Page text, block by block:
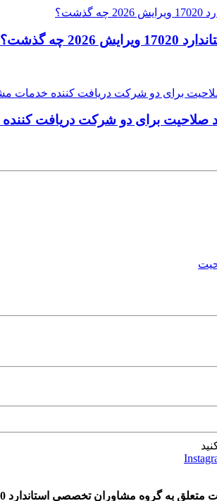
چه گذشت؟
برای دو شرکت دریافت کننده
گروه مشاوران تخصصی استاندارد 17020 می باشد.